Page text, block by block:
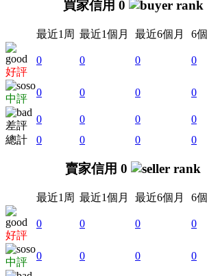
買家信用 0
最近1周 最近1個月 最近6個月 6
好評
0 0 0 0
中評
0 0 0 0
差評
0 0 0 0
總計
0 0 0 0
賣家信用 0
最近1周 最近1個月 最近6個月 6
好評
0 0 0 0
中評
0 0 0 0